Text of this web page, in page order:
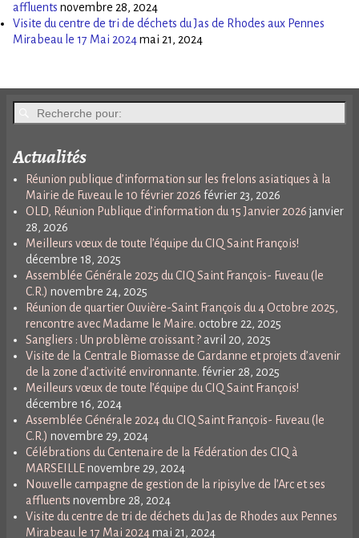
affluents novembre 28, 2024
Visite du centre de tri de déchets du Jas de Rhodes aux Pennes
Mirabeau le 17 Mai 2024mai 21, 2024
Actualités
Réunion publique d’information sur les frelons asiatiques à la
Mairie de Fuveau le 10 février 2026 février 23, 2026
OLD, Réunion Publique d’information du 15 Janvier 2026 janvier
28, 2026
Meilleurs vœux de toute l’équipe du CIQ Saint François!
décembre 18, 2025
Assemblée Générale 2025 du CIQ Saint François- Fuveau (le
C.R.) novembre 24, 2025
Réunion de quartier Ouvière-Saint François du 4 Octobre 2025,
rencontre avec Madame le Maire. octobre 22, 2025
Sangliers : Un problème croissant ? avril 20, 2025
Visite de la Centrale Biomasse de Gardanne et projets d’avenir
de la zone d’activité environnante. février 28, 2025
Meilleurs vœux de toute l’équipe du CIQ Saint François!
décembre 16, 2024
Assemblée Générale 2024 du CIQ Saint François- Fuveau (le
C.R.) novembre 29, 2024
Célébrations du Centenaire de la Fédération des CIQ à
MARSEILLEnovembre 29, 2024
Nouvelle campagne de gestion de la ripisylve de l’Arc et ses
affluents novembre 28, 2024
Visite du centre de tri de déchets du Jas de Rhodes aux Pennes
Mirabeau le 17 Mai 2024mai 21, 2024